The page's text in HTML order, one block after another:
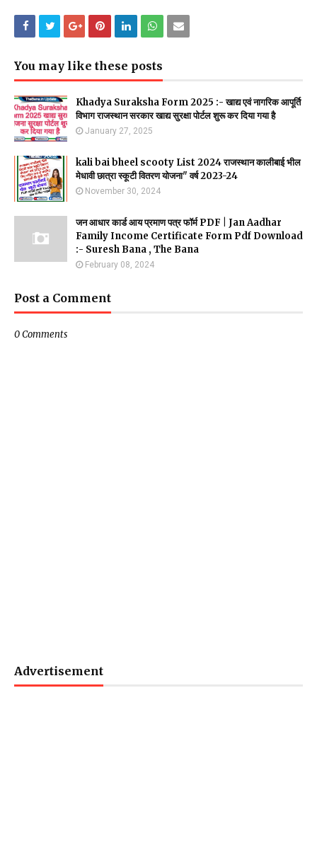
You may like these posts
Khadya Suraksha Form 2025 :- खाद्य एवं नागरिक आपूर्ति
विभाग राजस्थान सरकार खाद्य सुरक्षा पोर्टल शुरू कर दिया गया है
January 27, 2025
kali bai bheel scooty List 2024 राजस्थान कालीबाई भील
मेधावी छात्रा स्कूटी वितरण योजना" वर्ष 2023-24
November 30, 2024
जन आधार कार्ड आय प्रमाण पत्र फॉर्म PDF | Jan Aadhar
Family Income Certificate Form Pdf Download
:- Suresh Bana , The Bana
February 08, 2024
Post a Comment
0 Comments
Advertisement